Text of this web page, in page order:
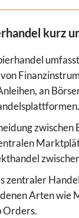
kurz
an
zwischen
zentraler
Arten wie
Orders.